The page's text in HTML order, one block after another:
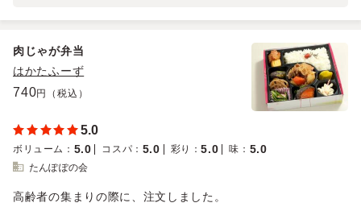
肉じゃが弁当
はかたふーず
740円（税込）
5.0
ボリューム ： 5.0 コスパ ： 5.0 彩り ：5.0 味 ： 5.0
たんぽぽの会
高齢者の集まりの際に、注文しました。